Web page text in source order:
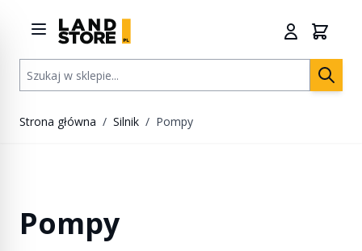
Szukaj w sklepie...
Strona główna / Silnik / Pompy
Pompy